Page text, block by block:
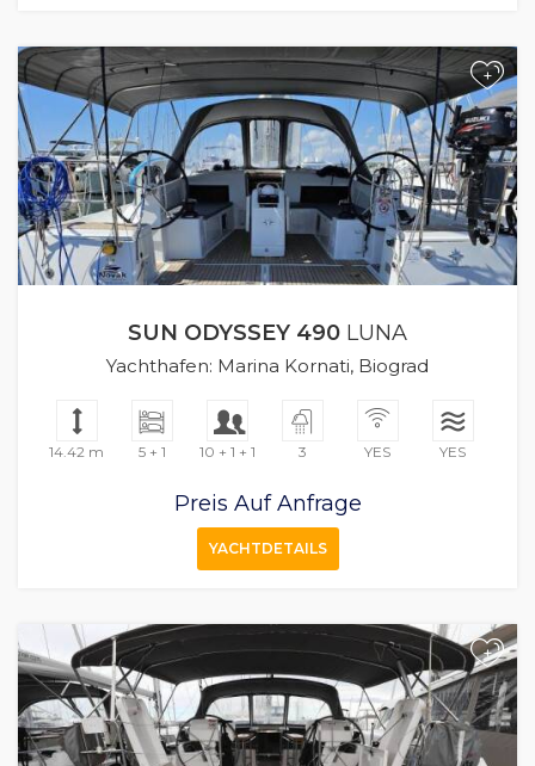
+
SUN ODYSSEY 490 LUNA
Yachthafen: Marina Kornati, Biograd
14.42 m 5 + 1 10 + 1 + 1 3 YES YES
Preis Auf Anfrage
YACHTDETAILS
+